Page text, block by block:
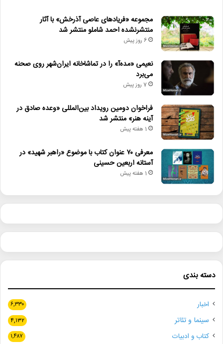
مجموعه «فریادهای عاصی آذرخش» با آثار
منتشرنشده احمد شاملو منتشر شد
6 روز پیش
نعیمی «مده‌آ» را در تماشاخانه ایران‌شهر روی صحنه
می‌برد
7 روز پیش
فراخوان دومین رویداد بین‌المللی «وعده صادق در
آینه هنر» منتشر شد
1 هفته پیش
معرفی ۷۰ عنوان کتاب با موضوع «راهبر شهید» در
آستانه اربعین حسینی
1 هفته پیش
دسته بندی
اخبار ۶,۳۳۰
سینما و تئاتر ۴,۱۳۲
کتاب و ادبیات ۱,۴۸۷